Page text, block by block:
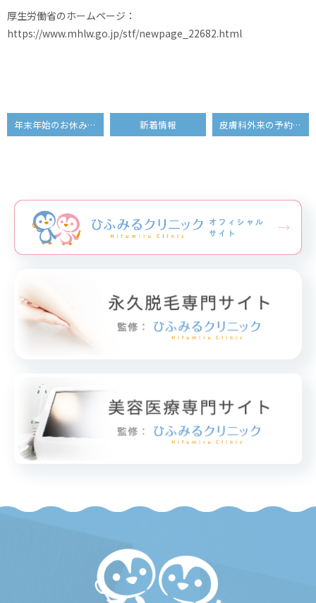
厚生労働省のホームページ：
https://www.mhlw.go.jp/stf/newpage_22682.html
年末年始のお休みについて 新着情報 皮膚科外来の予約方法変更について